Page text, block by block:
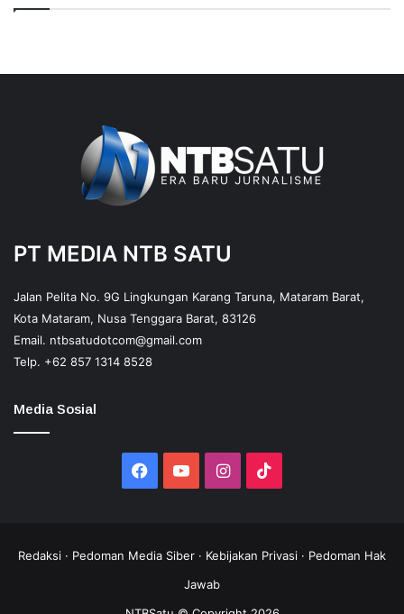
PT MEDIA NTB SATU
Jalan Pelita No. 9G Lingkungan Karang Taruna, Mataram Barat,
Kota Mataram, Nusa Tenggara Barat, 83126
Email. ntbsatudotcom@gmail.com
Telp. +62 857 1314 8528
Media Sosial
Facebook
YouTubeInstagram
Redaksi · Pedoman Media Siber · Kebijakan Privasi · Pedoman Hak
Jawab